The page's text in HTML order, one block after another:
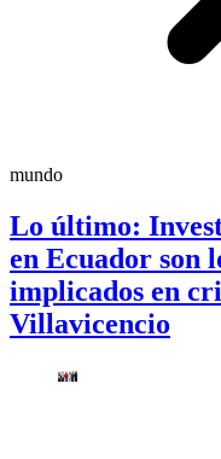
mundo
Lo último:
en Ecuador son
implicados en
Villavicencio